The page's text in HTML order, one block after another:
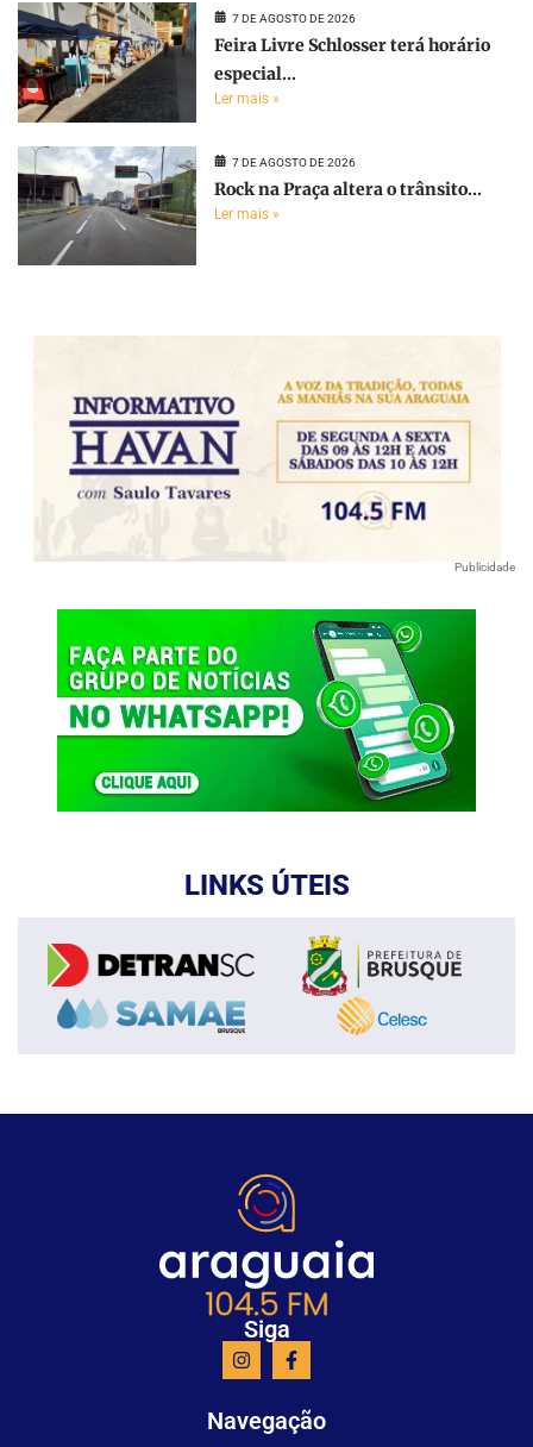
7 DE AGOSTO DE 2026
Feira Livre Schlosser terá horário
especial...
Ler mais »
7 DE AGOSTO DE 2026
Rock na Praça altera o trânsito...
Ler mais »
Publicidade
LINKS ÚTEIS
Siga
Navegação